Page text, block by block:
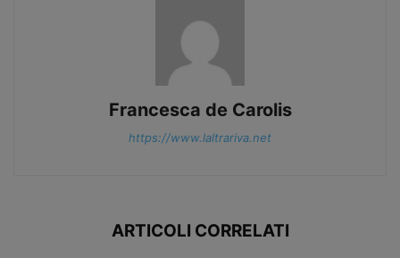
Francesca de Carolis
https://www.laltrariva.net
ARTICOLI CORRELATI